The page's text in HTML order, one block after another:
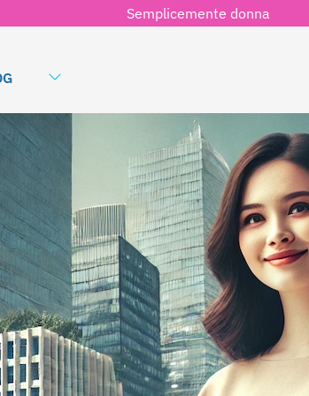
Semplicemente donna